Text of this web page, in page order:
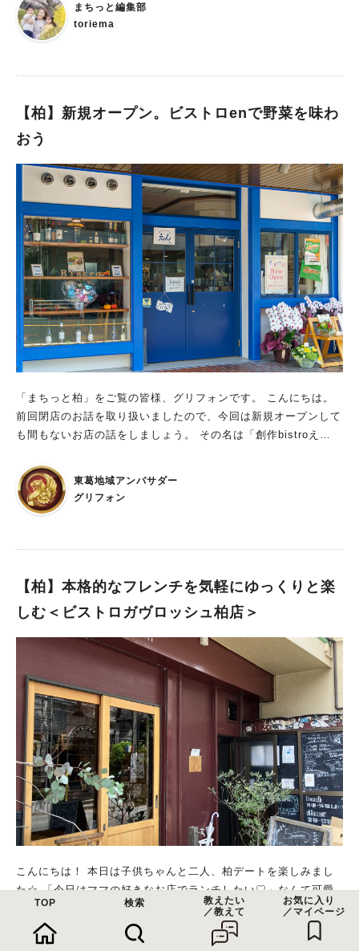
まちっと編集部
toriema
【柏】新規オープン。ビストロenで野菜を味わ
おう
「まちっと柏」をご覧の皆様、グリフォンです。 こんにちは。
前回閉店のお話を取り扱いましたので、今回は新規オープンして
も間もないお店の話をしましょう。 その名は「創作bistroえ
「ベーカリーハレビノ柏店」、「バンラック柏店」などがある、
実は隠れ家的グルメスポットなのですよ。 県道51号線(旧水戸街
道)から離れているせいか、車の通りも比較的少ないです。
東葛地域アンバサダー
グリフォン
【柏】本格的なフレンチを気軽にゆっくりと楽
しむ＜ビストロガヴロッシュ柏店＞
こんにちは！ 本日は子供ちゃんと二人、柏デートを楽しみまし
た☆ 「今日はママの好きなお店でランチしたい♡」なんて可愛
い事、言ってくれるね～～！！ それなら、ずっと行きたかった
お店へ付き合って貰おう～と向かった先はフレンチレストラン！
え？子供と？フレンチ？ランチで？？ と思いませんか？ なん
TOP 検索
教えたい
／教えて
お気に入り
／マイページ